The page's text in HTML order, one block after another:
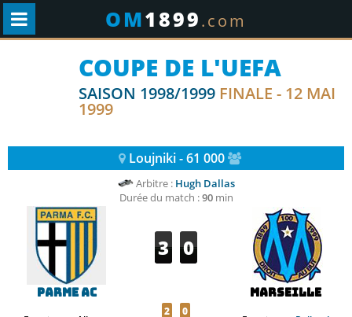
OM1899.com
COUPE DE L'UEFA
SAISON 1998/1999 FINALE - 12 MAI
1999
Loujniki - 61 000
Arbitre : Hugh Dallas
Durée du match :90min
Parme AC
3 0
2 0
Marseille